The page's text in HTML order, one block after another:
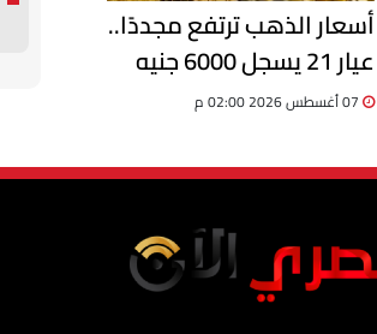
أسعار الذهب ترتفع مجددًا..
عيار 21 يسجل 6000 جنيه
للجرام
07 أغسطس 2026 02:00 م